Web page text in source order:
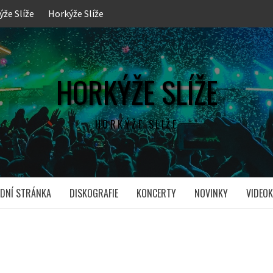
Slíže Horkýže Slíže
HORKÝŽE SLÍŽE
HORKÝŽE SLÍŽE
STRÁNKA DISKOGRAFIE KONCERTY NOVINKY